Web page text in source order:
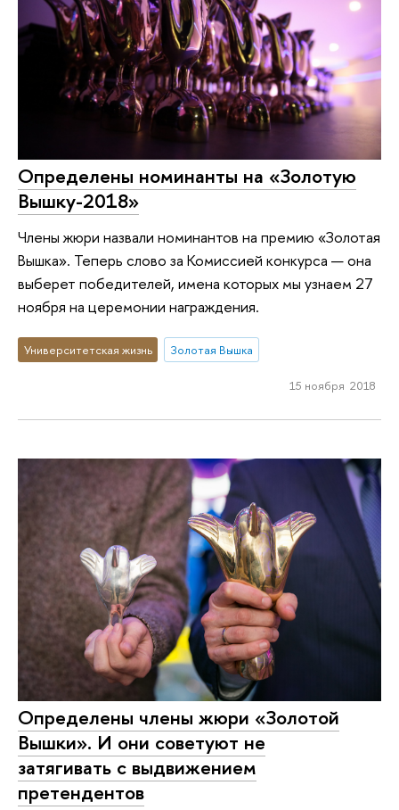
Определены номинанты на «Золотую
Вышку-2018»
Члены жюри назвали номинантов на премию «Золотая
Вышка». Теперь слово за Комиссией конкурса — она
выберет победителей, имена которых мы узнаем 27
ноября на церемонии награждения.
Университетская жизнь Золотая Вышка
15 ноября 2018
Определены члены жюри «Золотой
Вышки». И они советуют не
затягивать с выдвижением
претендентов